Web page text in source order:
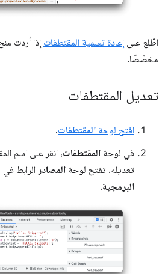
اطّلِع على إعادة تسمية المقتطفات إذا أردت
مخصّصًا.
تعديل المقتطفات
افتح لوحة المقتطفات.
في لوحة المقتطفات، انقر على اسم
تعديله. تفتح لوحة المصادر الرابط في
البرمجية.